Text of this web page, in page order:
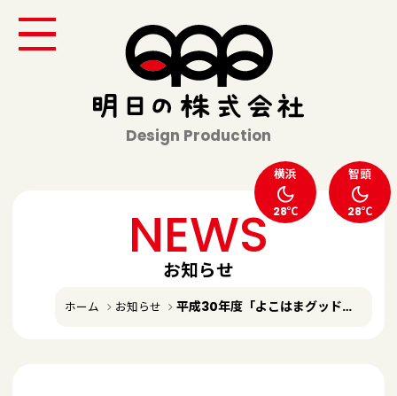
Design Production
横浜
28℃
智頭
28℃
ホーム お知らせ 平成30年度「よこはまグッドバランス賞」７年継続賞！
NEWS
お知らせ